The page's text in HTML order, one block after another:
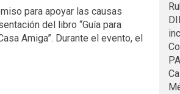
para apoyar las causas
del libro “Guía para
Amiga”. Durante el evento, el